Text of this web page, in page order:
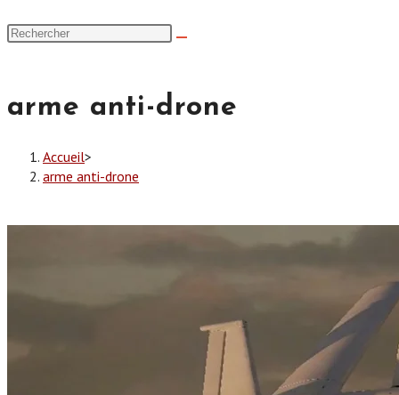
arme anti-drone
Accueil>
arme anti-drone